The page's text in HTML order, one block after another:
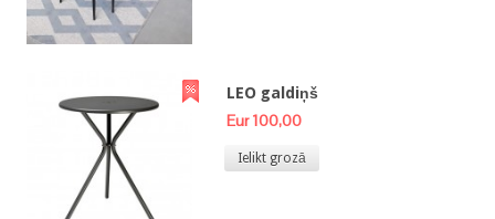
LEO galdiņš
Eur 100,00
Ielikt grozā